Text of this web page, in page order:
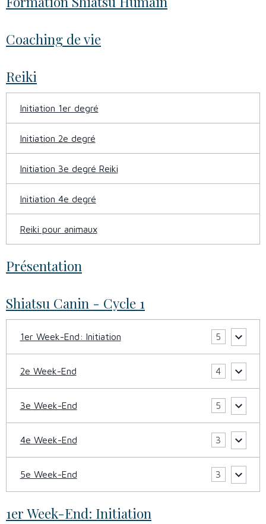
Coaching de vie
Reiki
Initiation 1er degré
Initiation 2e degré
Initiation 3e degré Reiki
Initiation 4e degré
Reiki pour animaux
Présentation
Shiatsu Canin - Cycle 1
1er Week-End: Initiation 5
2e Week-End 4
3e Week-End 5
4e Week-End 3
5e Week-End 3
1er Week-End: Initiation